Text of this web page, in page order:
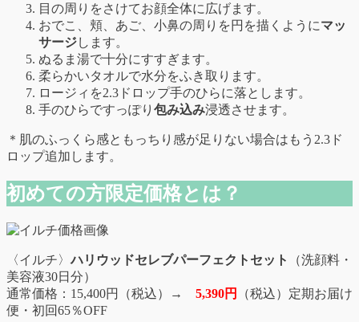
目の周りをさけてお顔全体に広げます。
おでこ、頬、あご、小鼻の周りを円を描くようにマッ
サージします。
ぬるま湯で十分にすすぎます。
柔らかいタオルで水分をふき取ります。
ロージィを2.3ドロップ手のひらに落とします。
手のひらですっぽり 包み込み浸透させます。
＊肌のふっくら感ともっちり感が足りない場合はもう2.3ド
ロップ追加します。
初めての方限定価格とは？
〈イルチ〉ハリウッドセレブパーフェクトセット
（洗顔料・
美容液30日分）
通常価格：15,400円（税込）→
5,390円
（税込）定期お届け
便・初回65％OFF